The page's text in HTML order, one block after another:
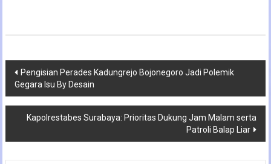
Navigasi
pos
Pengisian Perades Kadungrejo Bojonegoro Jadi Polemik
Gegara Isu By Desain
Kapolrestabes Surabaya: Prioritas Dukung Jam Malam serta
Patroli Balap Liar